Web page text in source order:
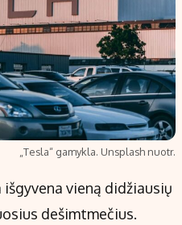
„Tesla“ gamykla. Unsplash nuotr.
vieną didžiausių
dešimtmečius.